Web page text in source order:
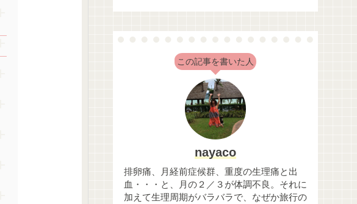
この記事を書いた人
nayaco
排卵痛、月経前症候群、重度の生理痛と出
血・・・と、月の２／３が体調不良。それに
加えて生理周期がバラバラで、なぜか旅行の